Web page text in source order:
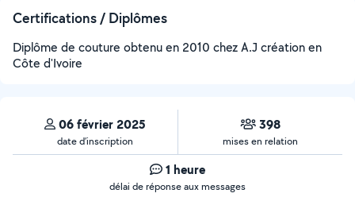
Certifications / Diplômes
Diplôme de couture obtenu en 2010 chez A.J création en
Côte d'Ivoire
06 février 2025
date d’inscription
398
mises en relation
1 heure
délai de réponse aux messages